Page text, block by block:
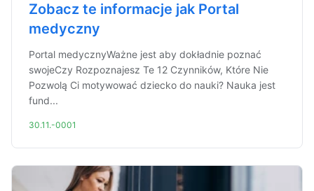
Zobacz te informacje jak Portal
medyczny
Portal medycznyWażne jest aby dokładnie poznać
swojeCzy Rozpoznajesz Te 12 Czynników, Które Nie
Pozwolą Ci motywować dziecko do nauki? Nauka jest
fund...
30.11.-0001